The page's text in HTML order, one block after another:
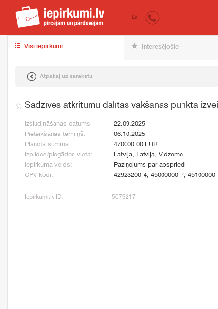
iepirkumi.lv
LV
Visi iepirkumi Interesējošie
Atpakaļ uz sarakstu
Sadzīves atkritumu dalītās vākšanas punkta
Izsludināšanas datums:
22.09.2025
Pieteikšanās termiņš:
06.10.2025
Plānotā summa:
470000.00 EUR
Izpildes/piegādes vieta:
Latvija, Latvija, Vidzeme
Iepirkuma veids:
Paziņojums par apspriedi
CPV kodi:
42923200-4, 45000000-7,
Iepirkumi.lv ID: 5079217